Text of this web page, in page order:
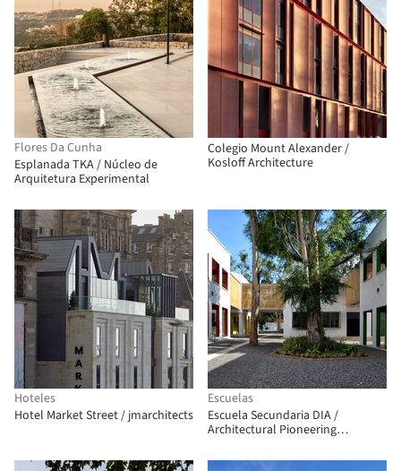
Flores Da Cunha
Esplanada TKA / Núcleo de
Arquitetura Experimental
Colegio Mount Alexander /
Kosloff Architecture
Hoteles
Hotel Market Street / jmarchitects
Escuelas
Escuela Secundaria DIA /
Architectural Pioneering